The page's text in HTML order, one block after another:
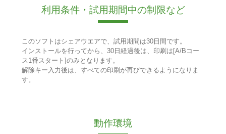
利用条件・試用期間中の制限など
このソフトはシェアウエアで、試用期間は30日間です。
インストールを行ってから、30日経過後は、印刷は[A/Bコー
ス1番スタート]のみとなります。
解除キー入力後は、すべての印刷が再びできるようになりま
す。
動作環境